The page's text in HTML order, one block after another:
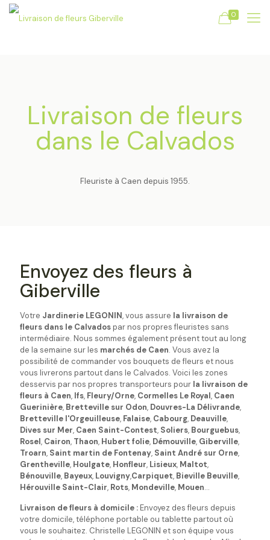
0
Livraison de fleurs
dans le Calvados
Fleuriste à Caen depuis 1955.
Envoyez des fleurs à
Giberville
Votre Jardinerie LEGONIN, vous assure la livraison de
fleurs dans le Calvadospar nos propres fleuristes sans
intermédiaire. Nous sommes également présent tout au long
de la semaine sur les marchés de Caen. Vous avez la
possibilité de commander vos bouquets de fleurs et nous
vous livrerons partout dans le Calvados. Voici les zones
desservis par nos propres transporteurs pour la livraison de
fleurs à Caen, Ifs, Fleury/Orne, Cormelles Le Royal, Caen
Guerinière, Bretteville sur Odon, Douvres-La Délivrande,
Bretteville l'Orgeuilleuse, Falaise, Cabourg, Deauville,
Dives sur Mer, Caen Saint-Contest, Soliers, Bourguebus,
Rosel, Cairon, Thaon, Hubert folie, Démouville, Giberville,
Troarn, Saint martin de Fontenay, Saint André sur Orne,
Grentheville, Houlgate, Honfleur, Lisieux, Maltot,
Bénouville, Bayeux, Louvigny,Carpiquet, Bieville Beuville,
Hérouville Saint-Clair, Rots, Mondeville, Mouen...
Livraison de fleurs à domicile :Envoyez des fleurs depuis
votre domicile, téléphone portable ou tablette partout où
vous le souhaitez. Christelle LEGONIN et son équipe vous